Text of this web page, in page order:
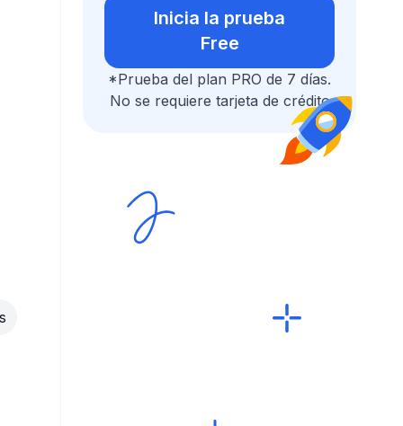
Inicia la prueba
Free
*Prueba del plan PRO de 7 días.
No se requiere tarjeta de crédito